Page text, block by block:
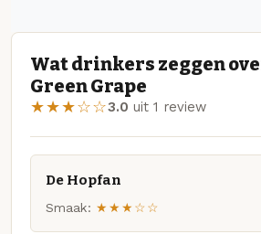
Wat drinkers zeggen
Green Grape
★★★☆☆3.0 uit 1 review
De Hopfan
Smaak: ★★★☆☆